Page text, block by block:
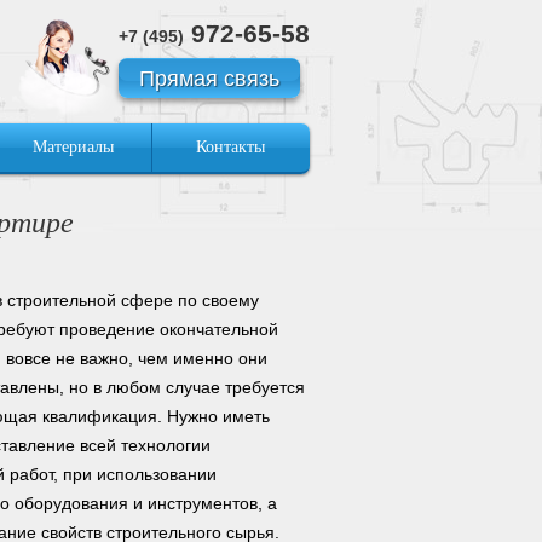
+7 (495) 972-65-58
Прямая связь
Материалы Контакты
строительной сфере по своему
проведение окончательной
вовсе не важно, чем именно они
но в любом случае требуется
квалификация. Нужно иметь
всей технологии
работ, при использовании
оборудования и инструментов, а
свойств строительного сырья.